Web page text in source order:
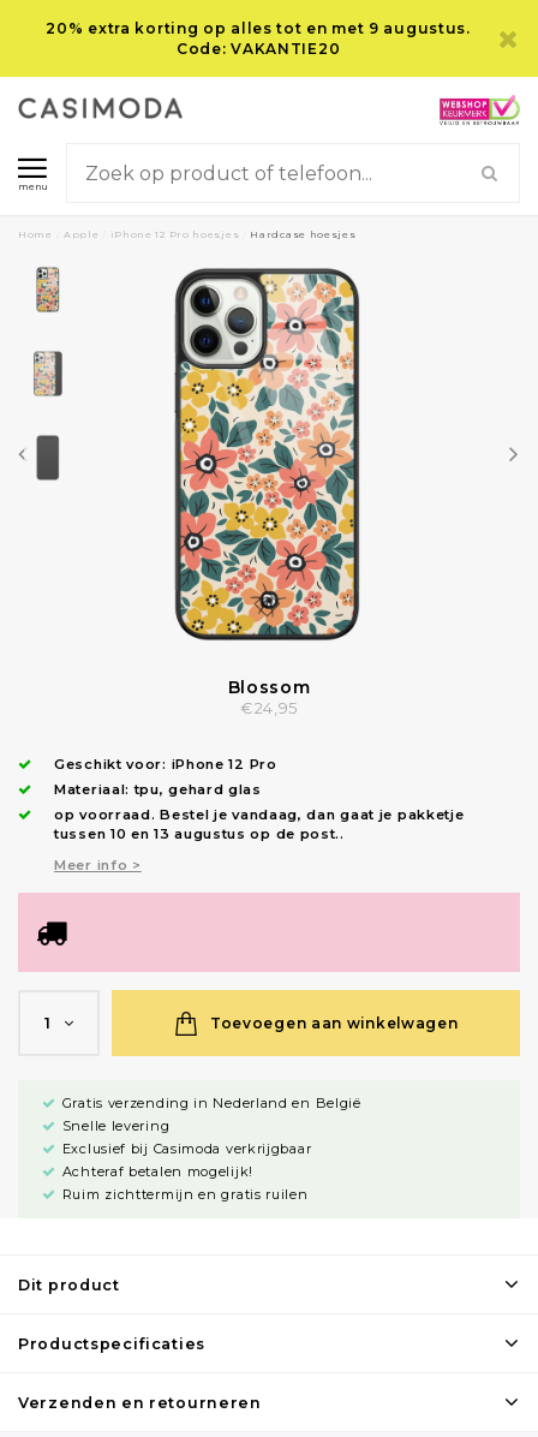
20% extra korting op alles tot en met 9 augustus.
Code: VAKANTIE20
menu
Home Apple iPhone 12 Pro hoesjes Hardcase hoesjes
Blossom
€24,95
Geschikt voor: iPhone 12 Pro
Materiaal: tpu, gehard glas
op voorraad.Bestel je vandaag, dan gaat je pakketje
tussen 10 en 13 augustus op de post..
Meer info >
1 Toevoegen aan winkelwagen
Gratis verzending in Nederland en België
Snelle levering
Exclusief bij Casimoda verkrijgbaar
Achteraf betalen mogelijk!
Ruim zichttermijn en gratis ruilen
Dit product
Productspecificaties
Verzenden en retourneren